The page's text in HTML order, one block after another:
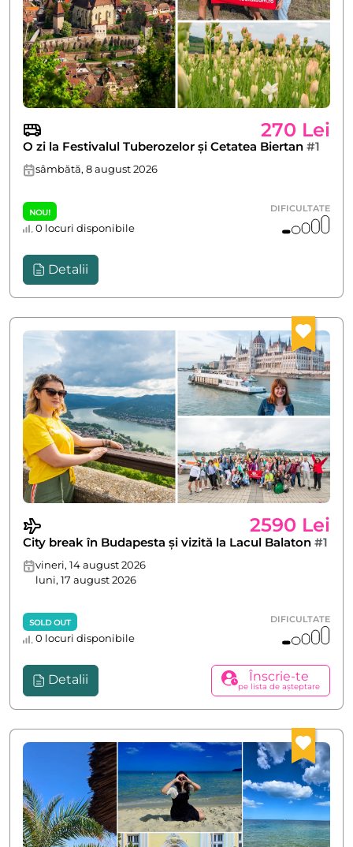
270 Lei
O zi la Festivalul Tuberozelor și Cetatea Biertan #1
sâmbătă, 8 august 2026
NOU!
0 locuri disponibile
DIFICULTATE
Detalii
2590 Lei
City break în Budapesta și vizită la Lacul Balaton #1
vineri, 14 august 2026
luni, 17 august 2026
SOLD OUT
0 locuri disponibile
DIFICULTATE
Detalii Înscrie-te
pe lista de așteptare